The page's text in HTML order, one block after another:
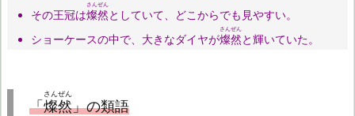
その王冠は燦然
さんぜん
としていて、どこからでも見やすい。
ショーケースの中で、大きなダイヤが燦然
さんぜん
と輝いていた。
「燦然
さんぜん
」の類語